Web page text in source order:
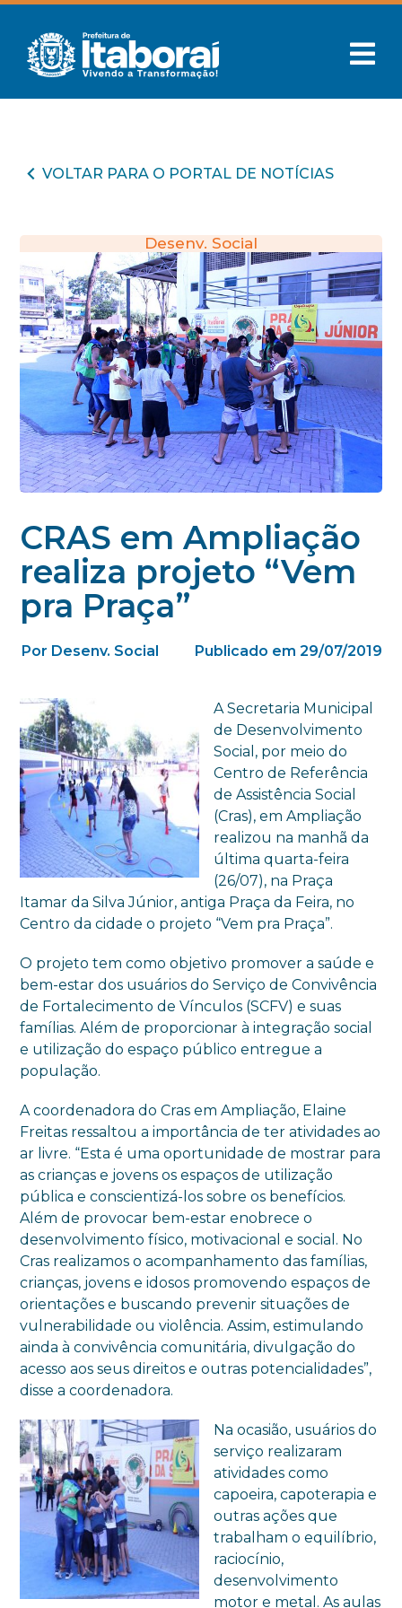
VOLTAR PARA O PORTAL DE NOTÍCIAS
Desenv. Social
CRAS em Ampliação
realiza projeto “Vem
pra Praça”
Por Desenv. Social Publicado em 29/07/2019
A Secretaria Municipal
de Desenvolvimento
Social, por meio do
Centro de Referência
de Assistência Social
(Cras), em Ampliação
realizou na manhã da
última quarta-feira
(26/07), na Praça
Itamar da Silva Júnior, antiga Praça da Feira, no
Centro da cidade o projeto “Vem pra Praça”.
O projeto tem como objetivo promover a saúde e
bem-estar dos usuários do Serviço de Convivência
de Fortalecimento de Vínculos (SCFV) e suas
famílias. Além de proporcionar à integração social
e utilização do espaço público entregue a
população.
A coordenadora do Cras em Ampliação, Elaine
Freitas ressaltou a importância de ter atividades ao
ar livre. “Esta é uma oportunidade de mostrar para
as crianças e jovens os espaços de utilização
pública e conscientizá-los sobre os benefícios.
Além de provocar bem-estar enobrece o
desenvolvimento físico, motivacional e social. No
Cras realizamos o acompanhamento das famílias,
crianças, jovens e idosos promovendo espaços de
orientações e buscando prevenir situações de
vulnerabilidade ou violência. Assim, estimulando
ainda à convivência comunitária, divulgação do
acesso aos seus direitos e outras potencialidades”,
disse a coordenadora.
Na ocasião, usuários do
serviço realizaram
atividades como
capoeira, capoterapia e
outras ações que
trabalham o equilíbrio,
raciocínio,
desenvolvimento
motor e metal. As aulas